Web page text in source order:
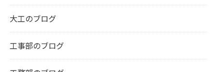
大工のブログ
工事部のブログ